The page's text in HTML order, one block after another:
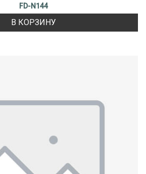
FD-N144
В КОРЗИНУ